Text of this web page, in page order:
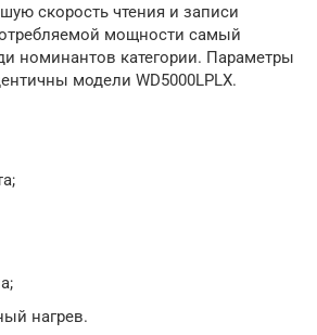
скорость чтения и записи
мощности самый
номинантов категории. Параметры
модели WD5000LPLX.
нагрев.